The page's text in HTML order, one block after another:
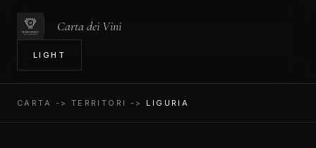
Carta dei Vini
LIGHT
CARTA -> TERRITORI -> LIGURIA